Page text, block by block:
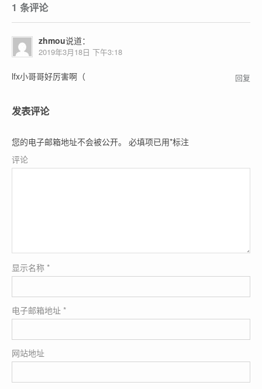
1 条评论
zhmou说道：
2019年3月18日 下午3:18
lfx小哥哥好厉害啊（ 回复
发表评论
您的电子邮箱地址不会被公开。 必填项已用*标注
评论
显示名称 *
电子邮箱地址 *
网站地址